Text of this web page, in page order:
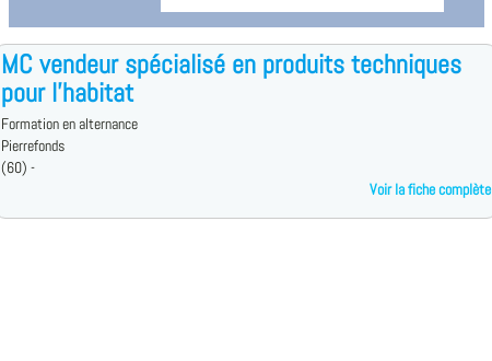
MC vendeur spécialisé en produits techniques
pour l'habitat
Formation en alternance
Pierrefonds
(60) -
Voir la fiche complète